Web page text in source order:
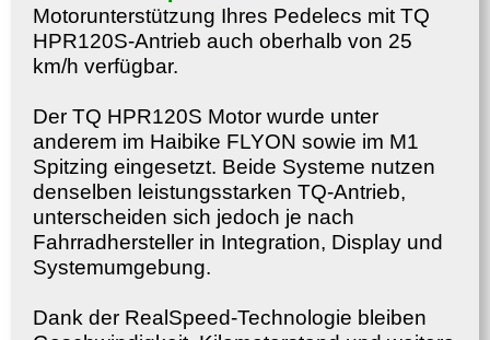
Motorunterstützung Ihres Pedelecs mit TQ
HPR120S-Antrieb auch oberhalb von 25
km/h verfügbar.
Der TQ HPR120S Motor wurde unter
anderem im Haibike FLYON sowie im M1
Spitzing eingesetzt. Beide Systeme nutzen
denselben leistungsstarken TQ-Antrieb,
unterscheiden sich jedoch je nach
Fahrradhersteller in Integration, Display und
Systemumgebung.
Dank der RealSpeed-Technologie bleiben